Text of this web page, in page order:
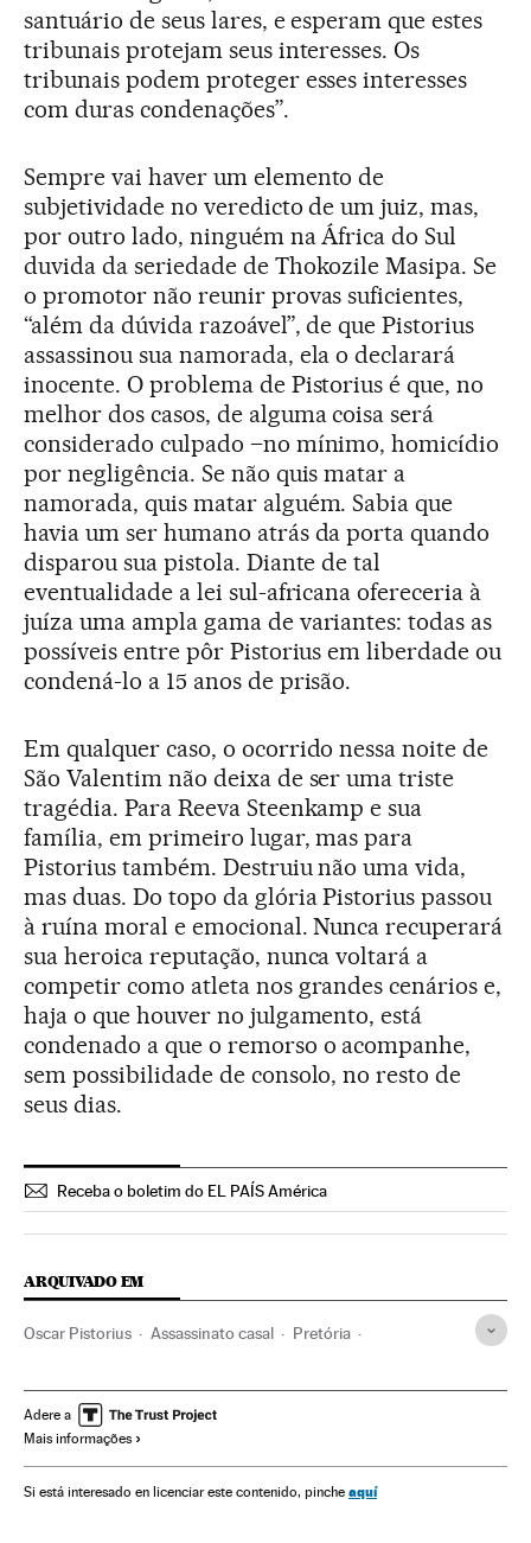
santuário de seus lares, e esperam que estes
tribunais protejam seus interesses. Os
tribunais podem proteger esses interesses
com duras condenações”.
Sempre vai haver um elemento de
subjetividade no veredicto de um juiz, mas,
por outro lado, ninguém na África do Sul
duvida da seriedade de Thokozile Masipa. Se
o promotor não reunir provas suficientes,
“além da dúvida razoável”, de que Pistorius
assassinou sua namorada, ela o declarará
inocente. O problema de Pistorius é que, no
melhor dos casos, de alguma coisa será
considerado culpado –no mínimo, homicídio
por negligência. Se não quis matar a
namorada, quis matar alguém. Sabia que
havia um ser humano atrás da porta quando
disparou sua pistola. Diante de tal
eventualidade a lei sul-africana ofereceria à
juíza uma ampla gama de variantes: todas as
possíveis entre pôr Pistorius em liberdade ou
condená-lo a 15 anos de prisão.
Em qualquer caso, o ocorrido nessa noite de
São Valentim não deixa de ser uma triste
tragédia. Para Reeva Steenkamp e sua
família, em primeiro lugar, mas para
Pistorius também. Destruiu não uma vida,
mas duas. Do topo da glória Pistorius passou
à ruína moral e emocional. Nunca recuperará
sua heroica reputação, nunca voltará a
competir como atleta nos grandes cenários e,
haja o que houver no julgamento, está
condenado a que o remorso o acompanhe,
sem possibilidade de consolo, no resto de
seus dias.
Receba o boletim do EL PAÍS América
ARQUIVADO EM
Oscar Pistorius Assassinato casal Pretória
Violência masculina Violência gênero
África subsaariana
Sexismo Esportistas Assassinatos Acontecimentos
Adere a
Mais informações
Si está interesado en licenciar este contenido, pinche aquí